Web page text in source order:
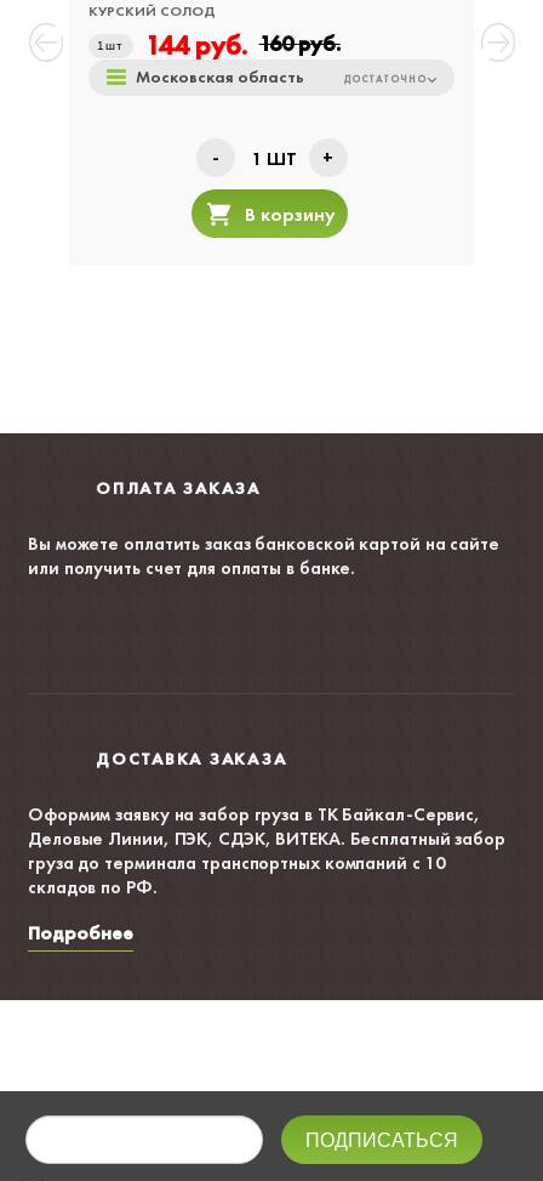
КУРСКИЙ СОЛОД
1шт 144руб. 160руб.
Московская область ДОСТАТОЧНО
- 1 ШТ +
В корзину
1
ОПЛАТА ЗАКАЗА
Вы можете оплатить заказ банковской картой на сайте
или получить счет для оплаты в банке.
ДОСТАВКА ЗАКАЗА
Оформим заявку на забор груза в ТК Байкал-Сервис,
Деловые Линии, ПЭК, СДЭК, ВИТЕКА. Бесплатный забор
груза до терминала транспортных компаний с 10
складов по РФ.
Подробнее